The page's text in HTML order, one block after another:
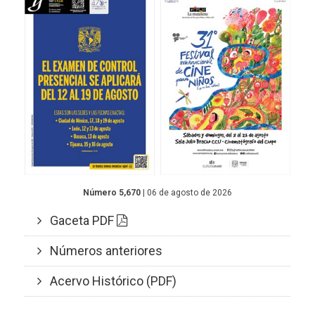
Número 5,670 | 06 de agosto de 2026
Gaceta PDF
Números anteriores
Acervo Histórico (PDF)